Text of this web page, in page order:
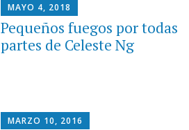
MAYO 4, 2018
Pequeños fuegos por todas
partes de Celeste Ng
MARZO 10, 2016